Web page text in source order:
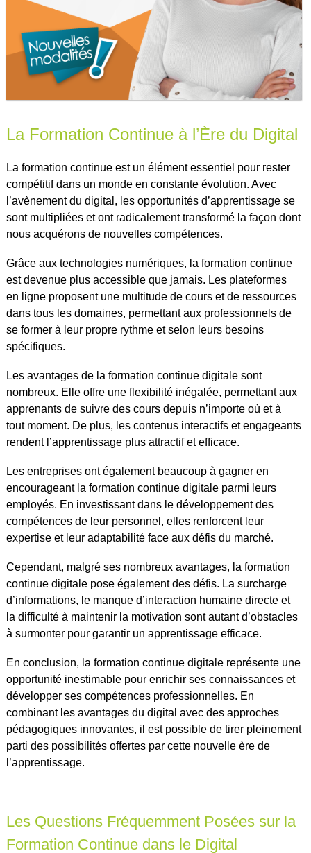
La Formation Continue à l’Ère du Digital
La formation continue est un élément essentiel pour rester
compétitif dans un monde en constante évolution. Avec
l’avènement du digital, les opportunités d’apprentissage se
sont multipliées et ont radicalement transformé la façon dont
nous acquérons de nouvelles compétences.
Grâce aux technologies numériques, la formation continue
est devenue plus accessible que jamais. Les plateformes
en ligne proposent une multitude de cours et de ressources
dans tous les domaines, permettant aux professionnels de
se former à leur propre rythme et selon leurs besoins
spécifiques.
Les avantages de la formation continue digitale sont
nombreux. Elle offre une flexibilité inégalée, permettant aux
apprenants de suivre des cours depuis n’importe où et à
tout moment. De plus, les contenus interactifs et engageants
rendent l’apprentissage plus attractif et efficace.
Les entreprises ont également beaucoup à gagner en
encourageant la formation continue digitale parmi leurs
employés. En investissant dans le développement des
compétences de leur personnel, elles renforcent leur
expertise et leur adaptabilité face aux défis du marché.
Cependant, malgré ses nombreux avantages, la formation
continue digitale pose également des défis. La surcharge
d’informations, le manque d’interaction humaine directe et
la difficulté à maintenir la motivation sont autant d’obstacles
à surmonter pour garantir un apprentissage efficace.
En conclusion, la formation continue digitale représente une
opportunité inestimable pour enrichir ses connaissances et
développer ses compétences professionnelles. En
combinant les avantages du digital avec des approches
pédagogiques innovantes, il est possible de tirer pleinement
parti des possibilités offertes par cette nouvelle ère de
l’apprentissage.
Les Questions Fréquemment Posées sur la
Formation Continue dans le Digital